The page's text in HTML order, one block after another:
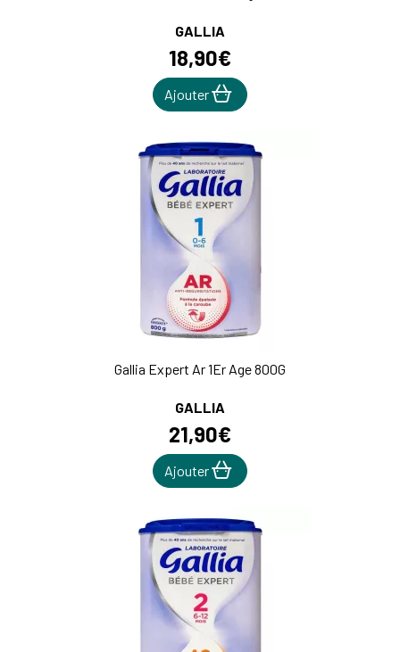
GALLIA
18,90€
Ajouter
Gallia Expert Ar 1Er Age 800G
GALLIA
21,90€
Ajouter